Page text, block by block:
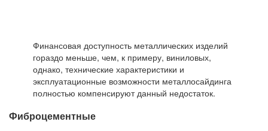
Финансовая доступность металлических изделий
гораздо меньше, чем, к примеру, виниловых,
однако, технические характеристики и
эксплуатационные возможности металлосайдинга
полностью компенсируют данный недостаток.
Фиброцементные